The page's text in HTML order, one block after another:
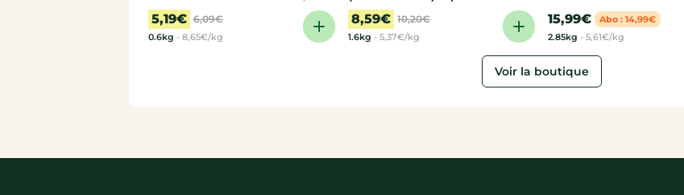
Aurélie
5,19€ 6,09€
0.6kg - 8,65€/kg
Fortune
8,59€ 10,20€
1.6kg - 5,37€/kg
15,99€
Abo : 14,99€
2.85kg - 5,61€/kg
Voir la boutique